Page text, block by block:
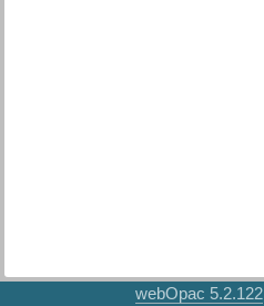
webOpac 5.2.122